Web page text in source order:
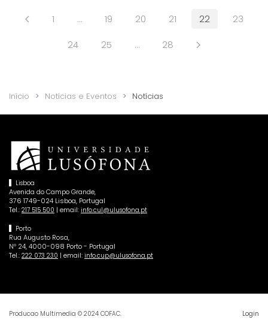
1 … 19 20 21 22 23
24 25 … 28
Início Notícias e Eventos Notícias
Lisboa
Avenida do Campo Grande,
376 1749-024 Lisboa, Portugal
Tel.: 217 515 500 | email: info.cul@ulusofona.pt
Porto
Rua Augusto Rosa,
Nº 24, 4000-098 Porto - Portugal
Tel.: 222 073 230 | email: info.cup@ulusofona.pt
Producao Multimedia © 2024 COFAC. Login